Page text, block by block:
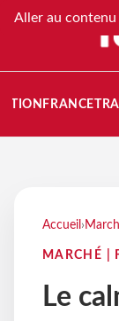
Aller au contenu
FRANCE
Accueil ›
MARCHÉ |
Le